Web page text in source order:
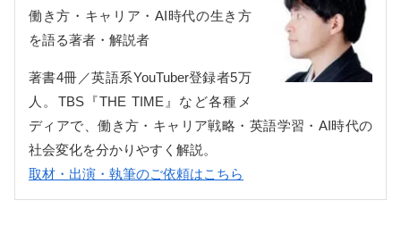
働き方・キャリア・AI時代の生き方
を語る著者・解説者
著書4冊／英語系YouTuber登録者5万
人。TBS『THE TIME』など各種メ
ディアで、働き方・キャリア戦略・英語学習・AI時代の
社会変化を分かりやすく解説。
取材・出演・執筆のご依頼はこちら